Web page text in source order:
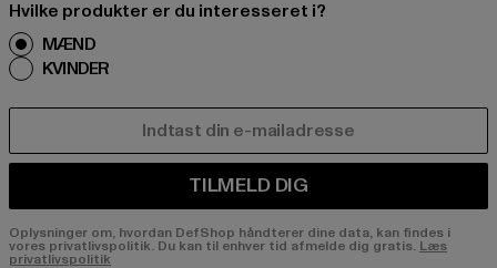
Hvilke produkter er du interesseret i?
MÆND
KVINDER
TILMELD DIG
Oplysninger om, hvordan DefShop håndterer dine data, kan findes i
vores privatlivspolitik. Du kan til enhver tid afmelde dig gratis. Læs
privatlivspolitik